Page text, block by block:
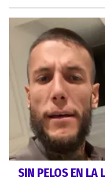
SIN PELOS EN LA